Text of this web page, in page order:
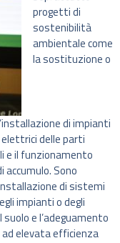
progetti di
sostenibilità
ambientale come
la sostituzione o
di impianti
delle parti
e il funzionamento
Sono
di sistemi
impianti o degli
e l’adeguamento
elevata efficienza